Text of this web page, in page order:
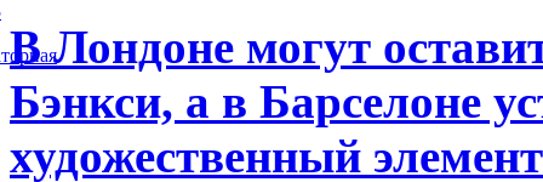
В Лондоне могут
Бэнкси, а в Барселоне
художественный